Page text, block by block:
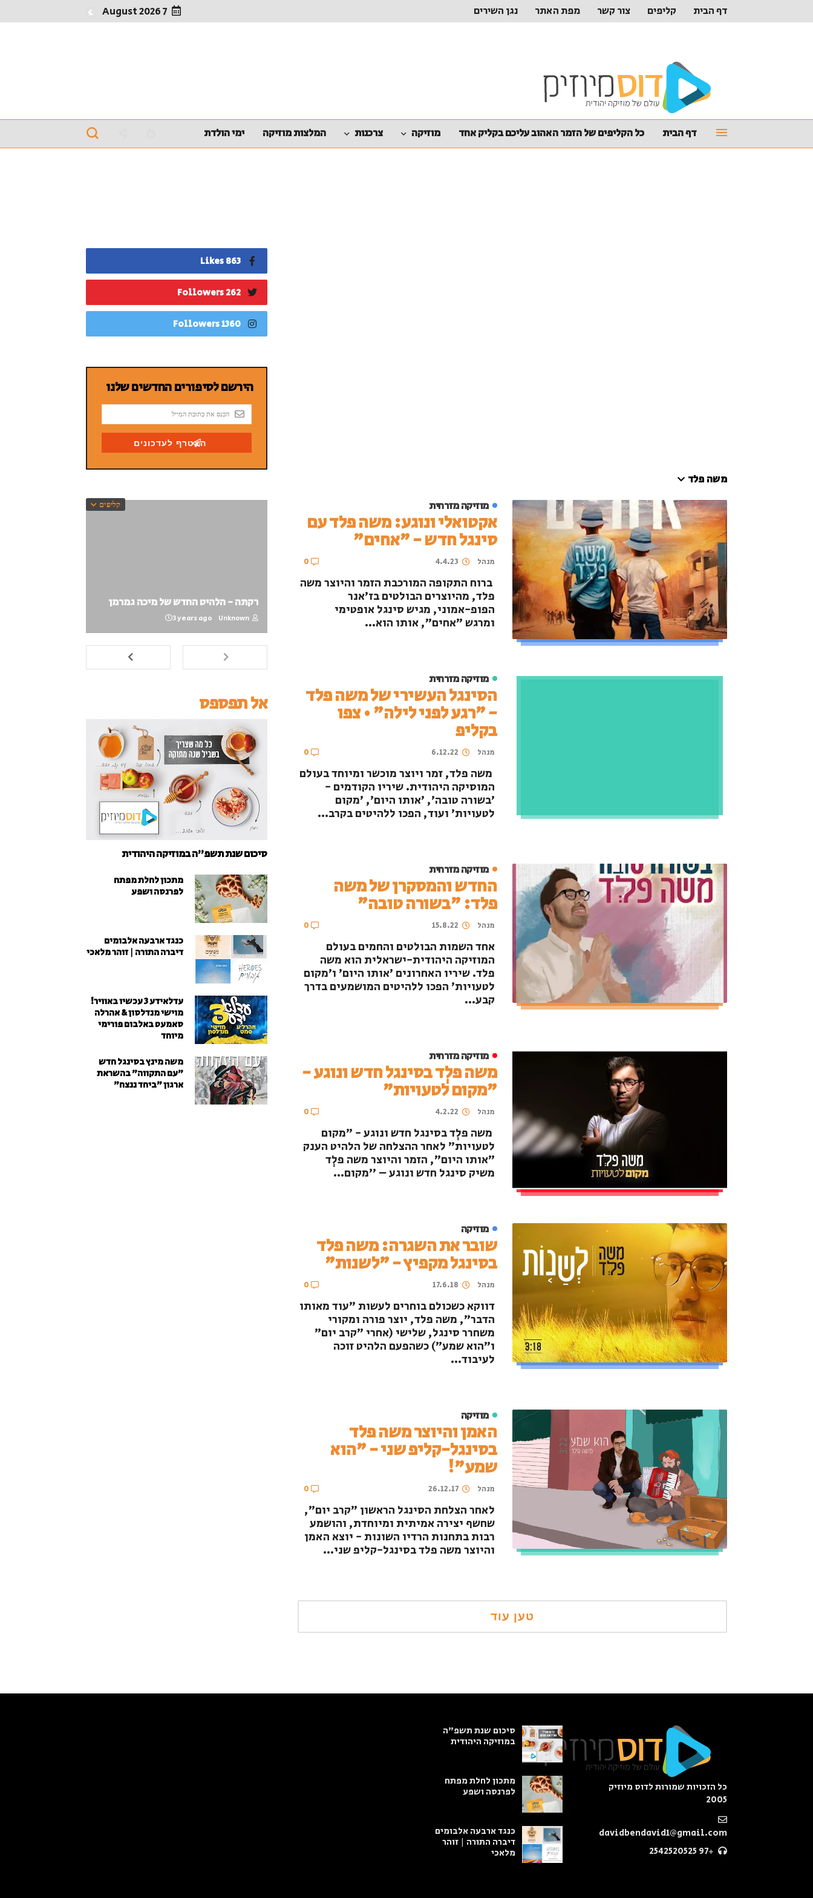
דף הבית קליפים צור קשר מפת האתר נגן השירים 7 August 2026
דף הבית כל הקליפים של הזמר האהוב עליכם בקליק אחד מוזיקה צרכנות המלצות מוזיקה ימי הולדת
משה פלד
מוזיקה מזרחית
אקטואלי ונוגע: משה פלד עם
סינגל חדש - "אחים"
מנהל 4.4.23
0
ברוח התקופה המורכבת הזמר והיוצר משה
פלד, מהיוצרים הבולטים בז׳אנר
הפופ-אמוני, מגיש סינגל אופטימי
ומרגש ״אחים״, אותו הוא...
מוזיקה מזרחית
הסינגל העשירי של משה פלד
- "רגע לפני לילה" • צפו
בקליפ
מנהל 6.12.22
0
משה פלד, זמר ויוצר מוכשר ומיוחד בעולם
המוסיקה היהודית. שיריו הקודמים -
'בשורה טובה', 'אותו היום', 'מקום
לטעויות' ועוד, הפכו ללהיטים בקרב...
מוזיקה מזרחית
החדש והמסקרן של משה
פלד: "בשורה טובה"
מנהל 15.8.22
0
אחד השמות הבולטים והחמים בעולם
המוזיקה היהודית-ישראלית הוא משה
פלד. שיריו האחרונים 'אותו היום' ו'מקום
לטעויות' הפכו ללהיטים המושמעים בדרך
קבע...
מוזיקה מזרחית
משה פלְד בסינגל חדש ונוגע -
"מקום לטעויות"
מנהל 4.2.22
0
משה פלְד בסינגל חדש ונוגע - "מקום
לטעויות" לאחר ההצלחה של הלהיט הענק
"אותו היום", הזמר והיוצר משה פלְד
משיק סינגל חדש ונוגע – ''מקום...
מוזיקה
שובר את השגרה: משה פלד
בסינגל מקפיץ - "לשנות"
מנהל 17.6.18
0
דווקא כשכולם בוחרים לעשות "עוד מאותו
הדבר", משה פלד, יוצר פורה ומקורי
משחרר סינגל, שלישי (אחרי "קרב יום"
ו"הוא שמע") כשהפעם הלהיט זוכה
לעיבוד...
מוזיקה
האמן והיוצר משה פלד
בסינגל-קליפ שני - "הוא
שמע"!
מנהל 26.12.17
0
לאחר הצלחת הסינגל הראשון "קרב יום",
שחשף יצירה אמיתית ומיוחדת, והושמע
רבות בתחנות הרדיו השונות - יוצא האמן
והיוצר משה פלד בסינגל-קליפ שני...
863 Likes
262 Followers
1360 Followers
קליפים
רקתה - הלהיט החדש של מיכה גמרמן
Unknown
3 years ago
אל תפספס
סיכום שנת תשפ"ה במוזיקה היהודית
מתכון לחלת מפתח
לפרנסה ושפע
כנגד ארבעה אלבומים
דיברה התורה | זוהר מלאכי
עדלאידע 3 עכשיו באוויר!
מוישי מנדלסון & אהרלה
סאמעט באלבום פורימי
מיוחד
משה מינץ בסינגל חדש
״עם התקווה״ בהשראת
ארגון "ביחד ננצח"
כל הזכויות שמורות לדוס מיוזיק
2005
davidbendavid1@gmail.com
+97 2542520525
סיכום שנת תשפ"ה
במוזיקה היהודית
מתכון לחלת מפתח
לפרנסה ושפע
כנגד ארבעה אלבומים
דיברה התורה | זוהר
מלאכי